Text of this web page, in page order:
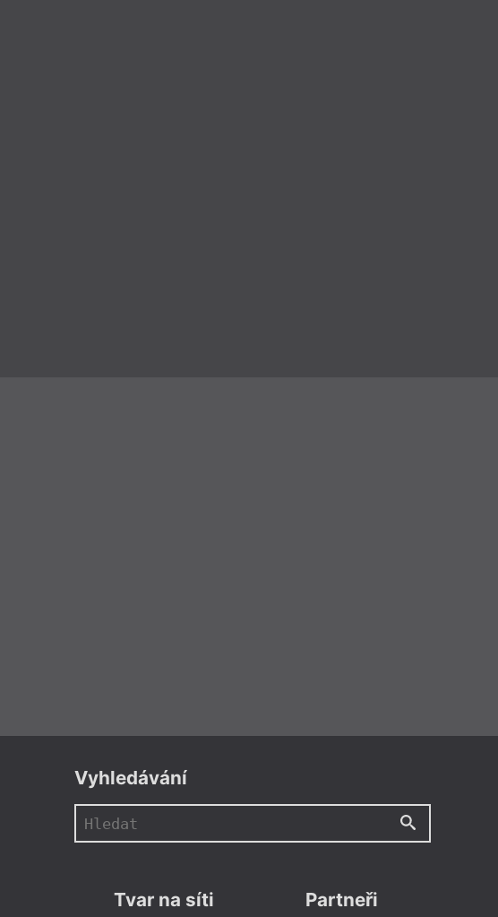
Vyhledávání
Tvar na síti Partneři